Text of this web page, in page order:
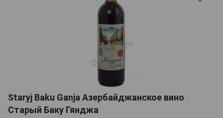
Staryj Baku Ganja Азербайджанское вино
Старый Баку Гянджа